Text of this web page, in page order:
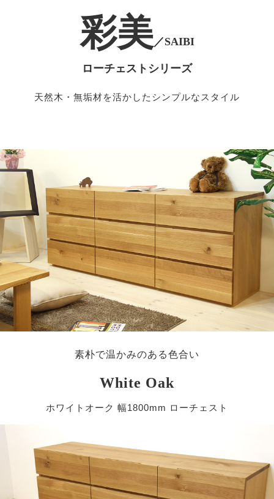
彩美／SAIBI
ローチェストシリーズ
天然木・無垢材を活かしたシンプルなスタイル
素朴で温かみのある色合い
White Oak
ホワイトオーク 幅1800mm ローチェスト